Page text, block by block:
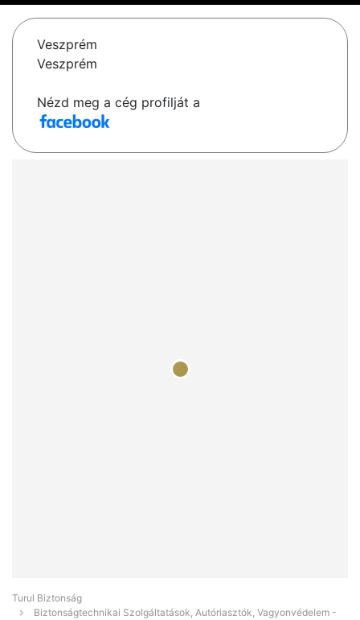
Veszprém
Veszprém
Nézd meg a cég profilját a
Turul Biztonság
Biztonságtechnikai Szolgáltatások, Autóriasztók, Vagyonvédelem -